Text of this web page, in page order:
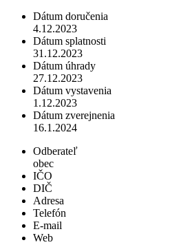
Dátum doručenia
4.12.2023
Dátum splatnosti
31.12.2023
Dátum úhrady
27.12.2023
Dátum vystavenia
1.12.2023
Dátum zverejnenia
16.1.2024
Odberateľ
obec
IČO
DIČ
Adresa
Telefón
E-mail
Web